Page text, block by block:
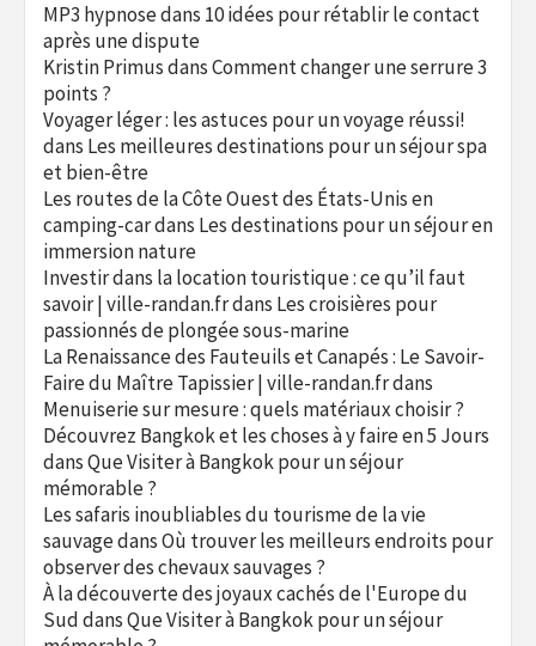
MP3 hypnosedans 10 idées pour rétablir le contact
après une dispute
Kristin PrimusdansComment changer une serrure 3
points ?
Voyager léger : les astuces pour un voyage réussi!
dans Les meilleures destinations pour un séjour spa
et bien-être
Les routes de la Côte Ouest des États-Unis en
camping-cardans Les destinations pour un séjour en
immersion nature
Investir dans la location touristique : ce qu’il faut
savoir | ville-randan.frdans Les croisières pour
passionnés de plongée sous-marine
La Renaissance des Fauteuils et Canapés : Le Savoir-
Faire du Maître Tapissier | ville-randan.frdans
Menuiserie sur mesure : quels matériaux choisir ?
Découvrez Bangkok et les choses à y faire en 5 Jours
dansQue Visiter à Bangkok pour un séjour
mémorable ?
Les safaris inoubliables du tourisme de la vie
sauvagedansOù trouver les meilleurs endroits pour
observer des chevaux sauvages ?
À la découverte des joyaux cachés de l'Europe du
SuddansQue Visiter à Bangkok pour un séjour